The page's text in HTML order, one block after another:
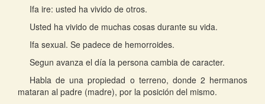
Ifa ire: usted ha vivido de otros.
Usted ha vivido de muchas cosas durante su vida.
Ifa sexual. Se padece de hemorroides.
Segun avanza el día la persona cambia de caracter.
Habla de una propiedad o terreno, donde 2 hermanos
mataran al padre (madre), por la posición del mismo.